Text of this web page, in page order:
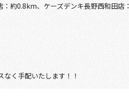
約0.8km、ケーズデンキ長野西和田店
なく手配いたします！！